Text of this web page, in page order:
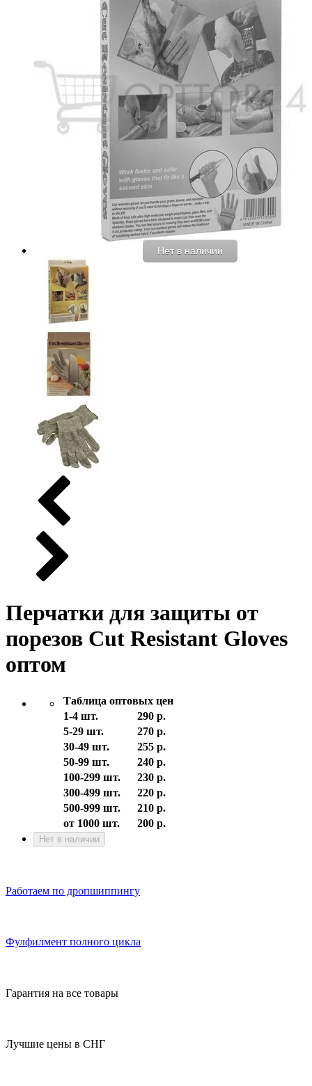
Нет в наличии
Перчатки для защиты от
порезов Cut Resistant Gloves
оптом
Таблица оптовых цен
1-4 шт.
290 р.
5-29 шт.
270 р.
30-49 шт.
255 р.
50-99 шт.
240 р.
100-299 шт.
230 р.
300-499 шт.
220 р.
500-999 шт.
210 р.
от 1000 шт.
200 р.
Нет в наличии
Работаем по дропшиппингу
Фулфилмент полного цикла
Гарантия на все товары
Лучшие цены в СНГ